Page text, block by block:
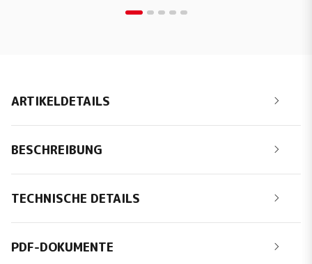
ARTIKELDETAILS
BESCHREIBUNG
TECHNISCHE DETAILS
PDF-DOKUMENTE